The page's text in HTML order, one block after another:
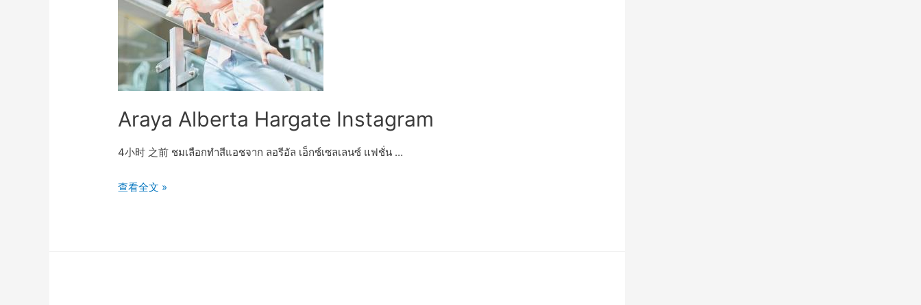
Araya Alberta Hargate Instagram
4小时 之前 ชมเลือกทำสีแอชจาก ลอรีอัล เอ็กซ์เซลเลนซ์ แฟชั่น …
Araya
查看全文 »